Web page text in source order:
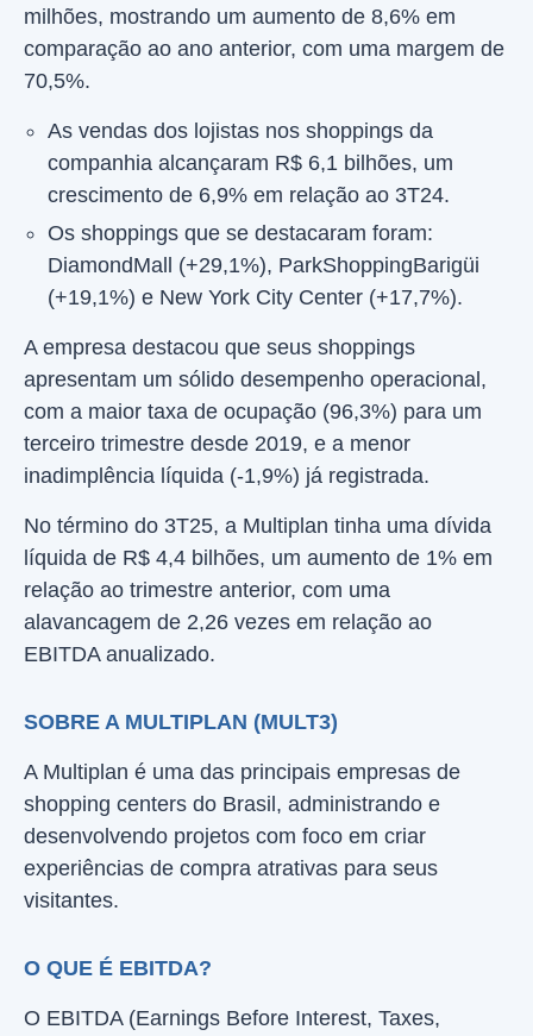
milhões, mostrando um aumento de 8,6% em
comparação ao ano anterior, com uma margem de
70,5%.
As vendas dos lojistas nos shoppings da
companhia alcançaram R$ 6,1 bilhões, um
crescimento de 6,9% em relação ao 3T24.
Os shoppings que se destacaram foram:
DiamondMall (+29,1%), ParkShoppingBarigüi
(+19,1%) e New York City Center (+17,7%).
A empresa destacou que seus shoppings
apresentam um sólido desempenho operacional,
com a maior taxa de ocupação (96,3%) para um
terceiro trimestre desde 2019, e a menor
inadimplência líquida (-1,9%) já registrada.
No término do 3T25, a Multiplan tinha uma dívida
líquida de R$ 4,4 bilhões, um aumento de 1% em
relação ao trimestre anterior, com uma
alavancagem de 2,26 vezes em relação ao
EBITDA anualizado.
SOBRE A MULTIPLAN (MULT3)
A Multiplan é uma das principais empresas de
shopping centers do Brasil, administrando e
desenvolvendo projetos com foco em criar
experiências de compra atrativas para seus
visitantes.
O QUE É EBITDA?
O EBITDA (Earnings Before Interest, Taxes,